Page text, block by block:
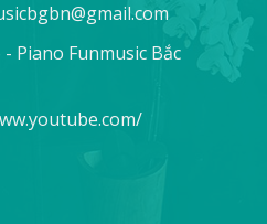
- Piano Funmusic Bắc